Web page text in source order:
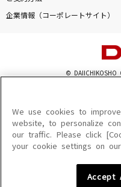
企業情報（コーポレートサイト）
© DAIICHIKOSHO
このサイトに掲載されている一切の
を問わず、著作権法の定める範囲を
を禁じます。
楽曲及びコンテンツは、機種により
楽曲及びコンテンツの配信日、配信
We use cookies to
website, to personalize
our traffic. Please click
your cookie settings on
Accept